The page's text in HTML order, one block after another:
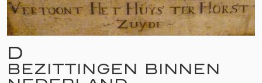
D
BEZITTINGEN BINNEN